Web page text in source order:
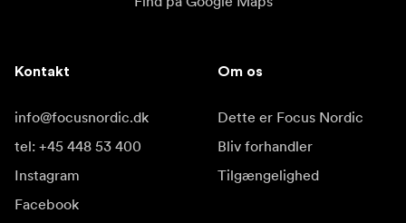
Kontakt
info@focusnordic.dk
tel: +45 448 53 400
Instagram
Facebook
Om os
Dette er Focus Nordic
Bliv forhandler
Tilgængelighed